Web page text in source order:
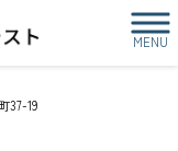
MENU
37-19